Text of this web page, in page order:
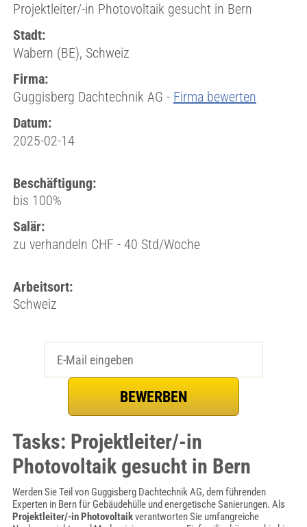
Projektleiter/-in Photovoltaik gesucht in Bern
Stadt:
Wabern (BE), Schweiz
Firma:
Guggisberg Dachtechnik AG - Firma bewerten
Datum:
2025-02-14
Beschäftigung:
bis 100%
Salär:
zu verhandeln CHF - 40 Std/Woche
Arbeitsort:
Schweiz
Tasks: Projektleiter/-in
Photovoltaik gesucht in Bern
Werden Sie Teil von Guggisberg Dachtechnik AG, dem führenden
Experten in Bern für Gebäudehülle und energetische Sanierungen. Als
Projektleiter/-in Photovoltaikverantworten Sie umfangreiche